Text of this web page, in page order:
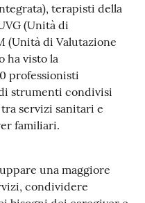
terapisti della
(Unità di
(Unità di Valutazione
ha visto la
professionisti
strumenti condivisi
servizi sanitari e
familiari.
una maggiore
condividere